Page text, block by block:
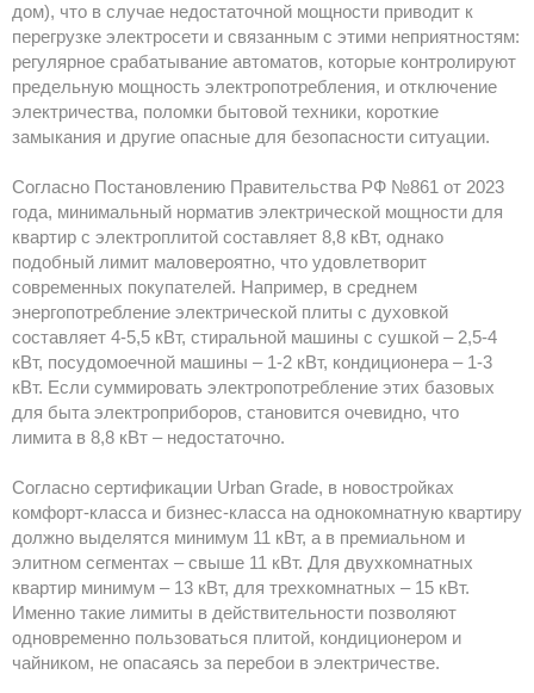
дом), что в случае недостаточной мощности приводит к
перегрузке электросети и связанным с этими неприятностям:
регулярное срабатывание автоматов, которые контролируют
предельную мощность электропотребления, и отключение
электричества, поломки бытовой техники, короткие
замыкания и другие опасные для безопасности ситуации.
Согласно Постановлению Правительства РФ №861 от 2023
года, минимальный норматив электрической мощности для
квартир с электроплитой составляет 8,8 кВт, однако
подобный лимит маловероятно, что удовлетворит
современных покупателей. Например, в среднем
энергопотребление электрической плиты с духовкой
составляет 4-5,5 кВт, стиральной машины с сушкой – 2,5-4
кВт, посудомоечной машины – 1-2 кВт, кондиционера – 1-3
кВт. Если суммировать электропотребление этих базовых
для быта электроприборов, становится очевидно, что
лимита в 8,8 кВт – недостаточно.
Согласно сертификации Urban Grade, в новостройках
комфорт-класса и бизнес-класса на однокомнатную квартиру
должно выделятся минимум 11 кВт, а в премиальном и
элитном сегментах – свыше 11 кВт. Для двухкомнатных
квартир минимум – 13 кВт, для трехкомнатных – 15 кВт.
Именно такие лимиты в действительности позволяют
одновременно пользоваться плитой, кондиционером и
чайником, не опасаясь за перебои в электричестве.